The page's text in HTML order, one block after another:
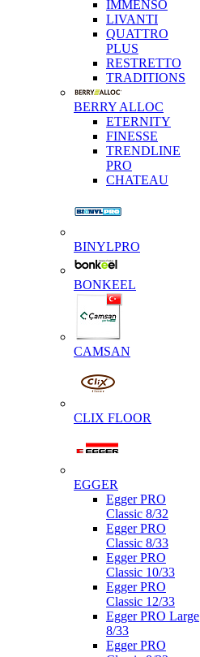
IMMENSO
LIVANTI
QUATTRO
PLUS
RESTRETTO
TRADITIONS
BERRY ALLOC
ETERNITY
FINESSE
TRENDLINE
PRO
CHATEAU
BINYLPRO
BONKEEL
CAMSAN
CLIX FLOOR
EGGER
Egger PRO
Classic 8/32
Egger PRO
Classic 8/33
Egger PRO
Classic 10/33
Egger PRO
Classic 12/33
Egger PRO Large
8/33
Egger PRO